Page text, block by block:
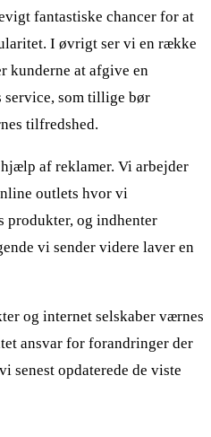
fantastiske chancer for at
I øvrigt ser vi en række
kunderne at afgive en
service, som tillige bør
tilfredshed.
af reklamer. Vi arbejder
outlets hvor vi
produkter, og indhenter
vi sender videre laver en
og internet selskaber værnes
ansvar for forandringer der
senest opdaterede de viste